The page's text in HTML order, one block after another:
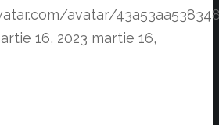
avatar/
16, 2023 martie 16,